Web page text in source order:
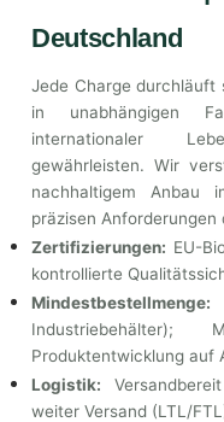
Deutschland
Jede Charge durchläuft
in unabhängigen
internationaler
gewährleisten. Wir
nachhaltigem Anbau
präzisen Anforderungen
Zertifizierungen: EU-
kontrollierte
Mindestbestellmenge:
Produktentwicklung auf
Logistik:
weiter Versand (LTL/